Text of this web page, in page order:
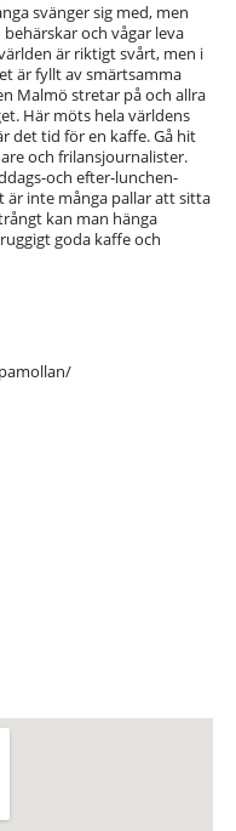
svänger sig med, men
och vågar leva
är riktigt svårt, men i
är fyllt av smärtsamma
Malmö stretar på och allra
Här möts hela världens
det tid för en kaffe. Gå hit
och frilansjournalister.
och efter-lunchen-
är inte många pallar att sitta
kan man hänga
goda kaffe och